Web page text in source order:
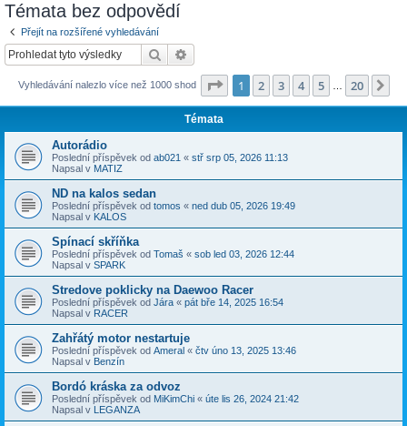
Témata bez odpovědí
Přejít na rozšířené vyhledávání
Hledat
Vyhledávání nalezlo více než 1000 shod Stránka z 20
1 2 3 4 5 20
Témata
Autorádio
Poslední příspěvek od ab021 « stř srp 05, 2026 11:13
Napsal v MATIZ
ND na kalos sedan
Poslední příspěvek od tomos « ned dub 05, 2026 19:49
Napsal v KALOS
Spínací skříňka
Poslední příspěvek od Tomaš « sob led 03, 2026 12:44
Napsal v SPARK
Stredove poklicky na Daewoo Racer
Poslední příspěvek od Jára « pát bře 14, 2025 16:54
Napsal v RACER
Zahřátý motor nestartuje
Poslední příspěvek od Ameral « čtv úno 13, 2025 13:46
Napsal v Benzín
Bordó kráska za odvoz
Poslední příspěvek od MiKimChi « úte lis 26, 2024 21:42
Napsal v LEGANZA